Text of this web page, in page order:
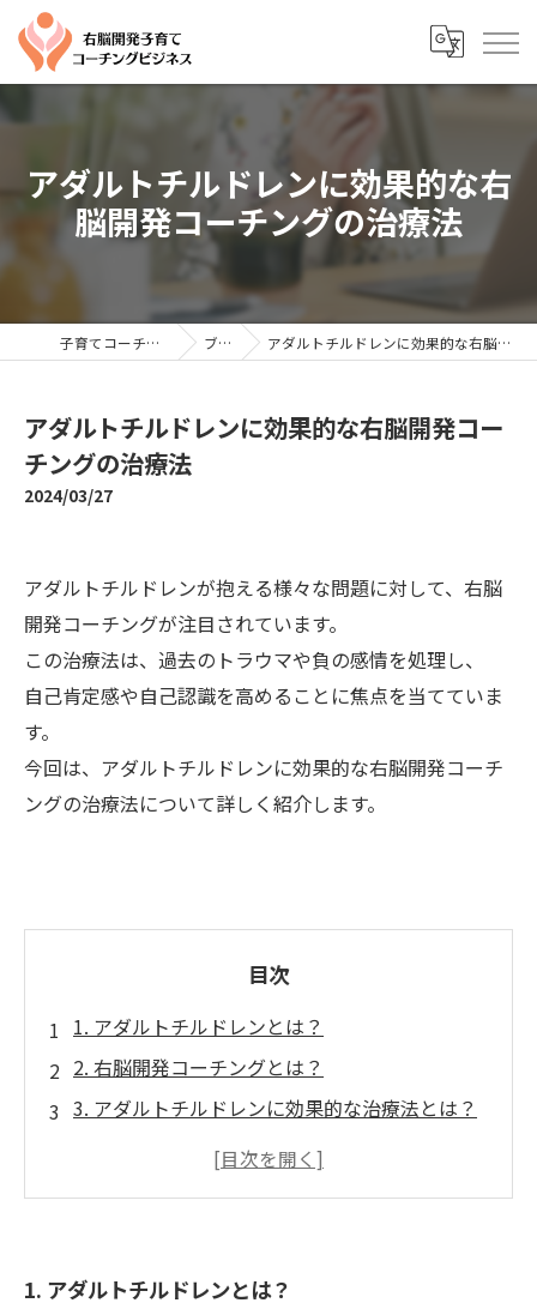
アダルトチルドレンに効果的な右
脳開発コーチングの治療法
子育てコーチングならYTC ブログ アダルトチルドレンに効果的な右脳開発コーチングの治療法
アダルトチルドレンに効果的な右脳開発コー
チングの治療法
2024/03/27
アダルトチルドレンが抱える様々な問題に対して、右脳
開発コーチングが注目されています。
この治療法は、過去のトラウマや負の感情を処理し、
自己肯定感や自己認識を高めることに焦点を当てていま
す。
今回は、アダルトチルドレンに効果的な右脳開発コーチ
ングの治療法について詳しく紹介します。
目次
1. アダルトチルドレンとは？
2. 右脳開発コーチングとは？
3. アダルトチルドレンに効果的な治療法とは？
4. 右脳開発コーチングが治療に与える影響と
1. アダルトチルドレンとは？